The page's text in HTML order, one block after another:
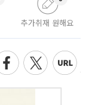
추가취재 원해요